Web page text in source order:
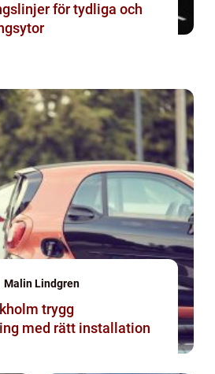
för tydliga och
Malin Lindgren
trygg
med rätt installation